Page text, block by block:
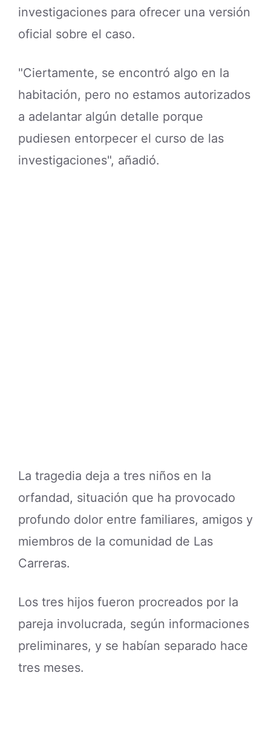
investigaciones para ofrecer una versión
oficial sobre el caso.
"Ciertamente, se encontró algo en la
habitación, pero no estamos autorizados
a adelantar algún detalle porque
pudiesen entorpecer el curso de las
investigaciones", añadió.
La tragedia deja a tres niños en la
orfandad, situación que ha provocado
profundo dolor entre familiares, amigos y
miembros de la comunidad de Las
Carreras.
Los tres hijos fueron procreados por la
pareja involucrada, según informaciones
preliminares, y se habían separado hace
tres meses.